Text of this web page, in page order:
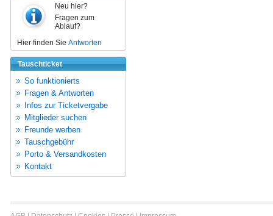
Neu hier?
Fragen zum
Ablauf?
Hier finden Sie Antworten
Tauschticket
So funktionierts
Fragen & Antworten
Infos zur Ticketvergabe
Mitglieder suchen
Freunde werben
Tauschgebühr
Porto & Versandkosten
Kontakt